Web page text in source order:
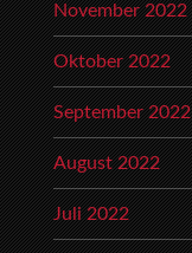
November 2022
Oktober 2022
September 2022
August 2022
Juli 2022